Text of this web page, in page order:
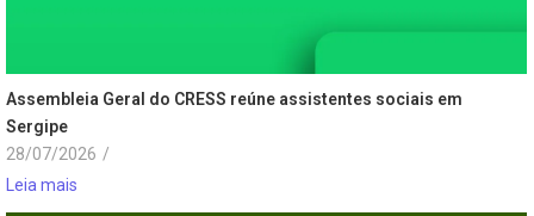
Assembleia Geral do CRESS reúne assistentes sociais em
Sergipe
28/07/2026 /
Leia mais